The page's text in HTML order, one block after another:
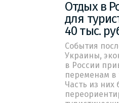
Отдых в
для
40 тыс.
События
Украины,
в России
переменам в
Часть из них